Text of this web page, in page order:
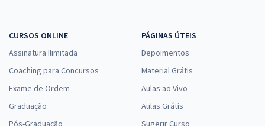
CURSOS ONLINE
Assinatura Ilimitada
Coaching para Concursos
Exame de Ordem
Graduação
Pós-Graduação
PÁGINAS ÚTEIS
Depoimentos
Material Grátis
Aulas ao Vivo
Aulas Grátis
Sugerir Curso